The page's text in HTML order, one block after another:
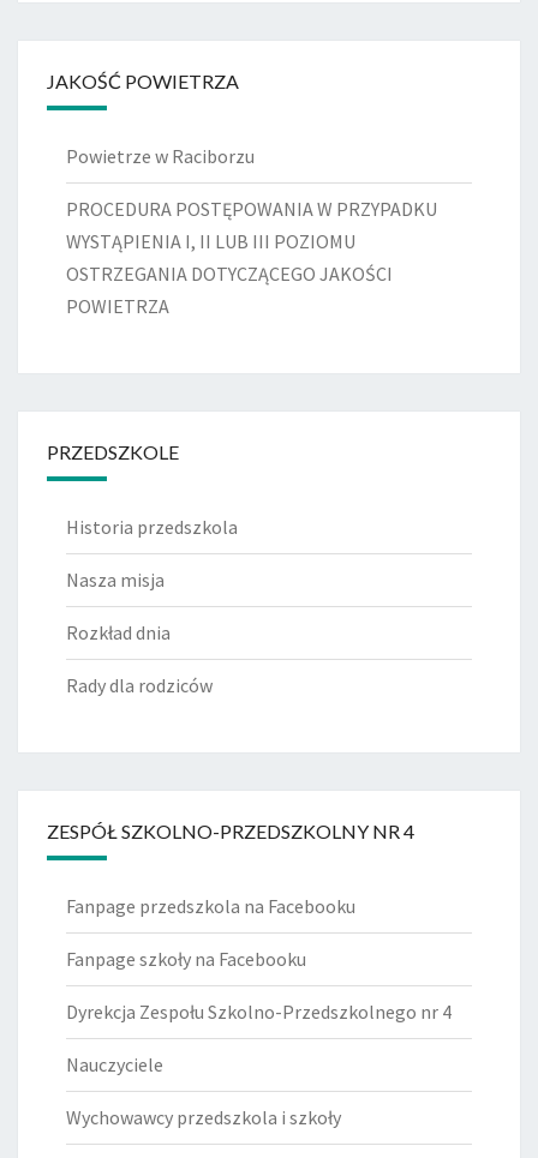
JAKOŚĆ POWIETRZA
Powietrze w Raciborzu
PROCEDURA POSTĘPOWANIA W PRZYPADKU
WYSTĄPIENIA I, II LUB III POZIOMU
OSTRZEGANIA DOTYCZĄCEGO JAKOŚCI
POWIETRZA
PRZEDSZKOLE
Historia przedszkola
Nasza misja
Rozkład dnia
Rady dla rodziców
ZESPÓŁ SZKOLNO-PRZEDSZKOLNY NR 4
Fanpage przedszkola na Facebooku
Fanpage szkoły na Facebooku
Dyrekcja Zespołu Szkolno-Przedszkolnego nr 4
Nauczyciele
Wychowawcy przedszkola i szkoły